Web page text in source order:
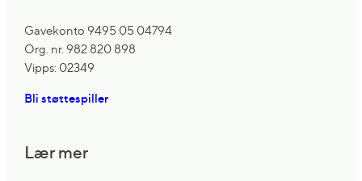
Gavekonto 9495 05 04794
Org. nr. 982 820 898
Vipps: 02349
Bli støttespiller
Lær mer